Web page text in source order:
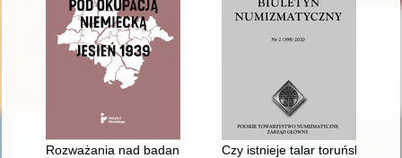
Rozważania nad badaniami historii niemieckiej okupacji
Czy istnieje talar toruński z